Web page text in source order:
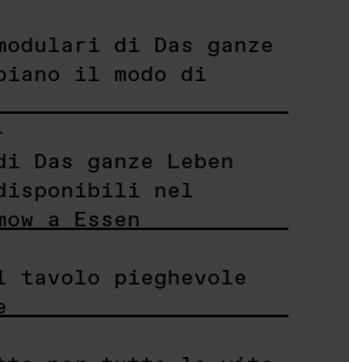
di Das ganze
il modo di
ganze Leben
nel
a Essen
il tavolo pieghevole